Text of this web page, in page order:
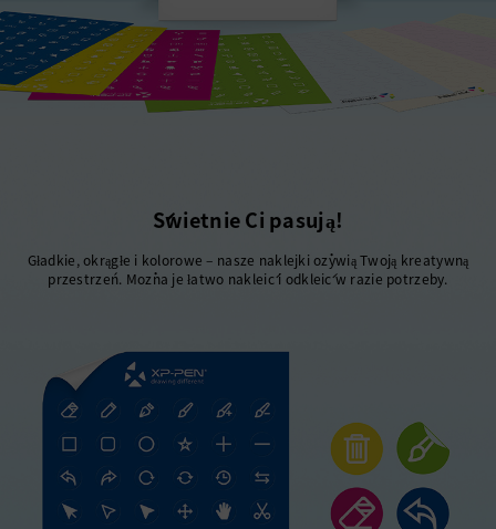
Świetnie Ci pasują!
Gładkie, okrągłe i kolorowe – nasze naklejki ożywią Twoją kreatywną
przestrzeń. Można je łatwo nakleić i odkleić w razie potrzeby.